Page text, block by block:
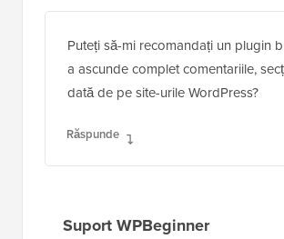
Puteți să-mi recomandați un plugin
a ascunde complet comentariile,
dată de pe site-urile WordPress?
Răspunde
Suport WPBeginner